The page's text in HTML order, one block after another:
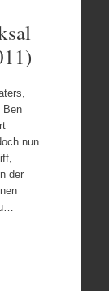
Ben
nun
der